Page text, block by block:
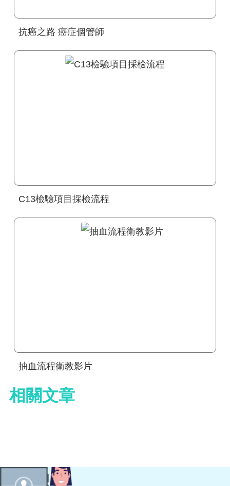
抗癌之路 癌症個管師
C13檢驗項目採檢流程
抽血流程衛教影片
相關文章